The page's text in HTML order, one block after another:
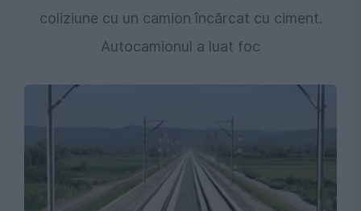
coliziune cu un camion încărcat cu ciment.
Autocamionul a luat foc